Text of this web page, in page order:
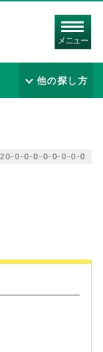
メニュー
他の探し方
20-0-0-0-0-0-0-0-0